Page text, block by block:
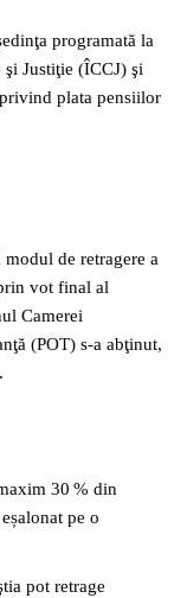
programată la
Justiţie (ÎCCJ) şi
plata pensiilor
de retragere a
vot final al
Camerei
(POT) s-a abţinut,
30 % din
pe o
pot retrage